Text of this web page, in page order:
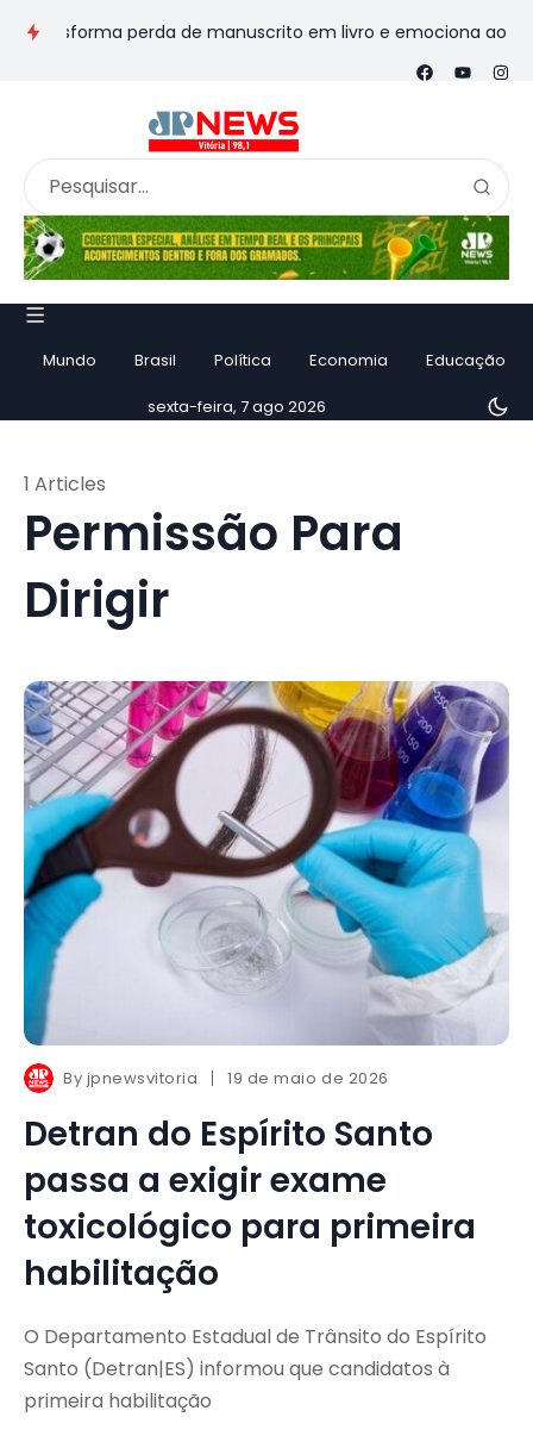
perda de manuscrito em livro e emociona ao contar
Mundo Brasil Política Economia Educação
sexta-feira, 7 ago 2026
Permissão Para
Dirigir
1 Articles
By jpnewsvitoria 19 de maio de 2026
Detran do Espírito Santo
passa a exigir exame
toxicológico para primeira
habilitação
O Departamento Estadual de Trânsito do Espírito
Santo (Detran|ES) informou que candidatos à
primeira habilitação